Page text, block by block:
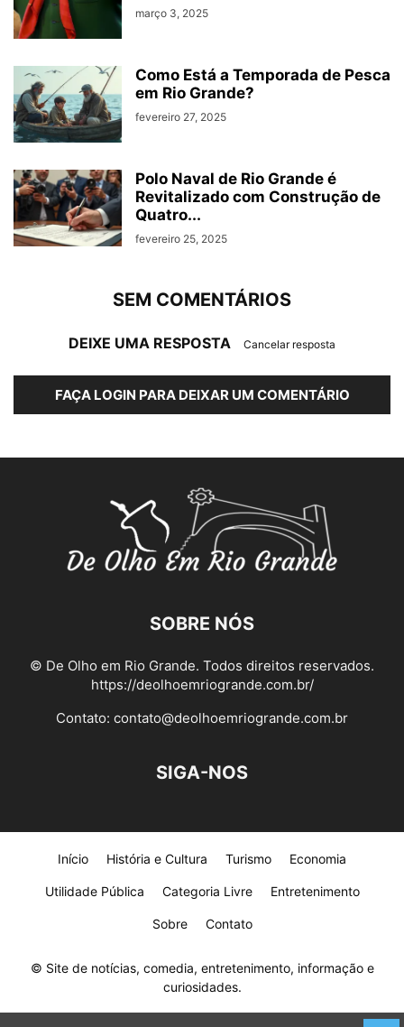
março 3, 2025
Como Está a Temporada de Pesca
em Rio Grande?
fevereiro 27, 2025
Polo Naval de Rio Grande é
Revitalizado com Construção de
Quatro...
fevereiro 25, 2025
SEM COMENTÁRIOS
DEIXE UMA RESPOSTA Cancelar resposta
FAÇA LOGIN PARA DEIXAR UM COMENTÁRIO
SOBRE NÓS
© De Olho em Rio Grande. Todos direitos reservados.
https://deolhoemriogrande.com.br/
Contato: contato@deolhoemriogrande.com.br
SIGA-NOS
Início História e Cultura Turismo Economia
Utilidade Pública Categoria Livre Entretenimento
Sobre Contato
© Site de notícias, comedia, entretenimento, informação e
curiosidades.